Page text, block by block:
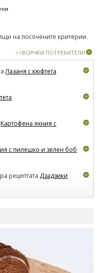
на посочените критерии.
>>ВСИЧКИ ПОТРЕБИТЕЛИ
Лазаня с кюфтета
Картофена яхния с
с пилешко и зелен боб
рецептата Дзадзики